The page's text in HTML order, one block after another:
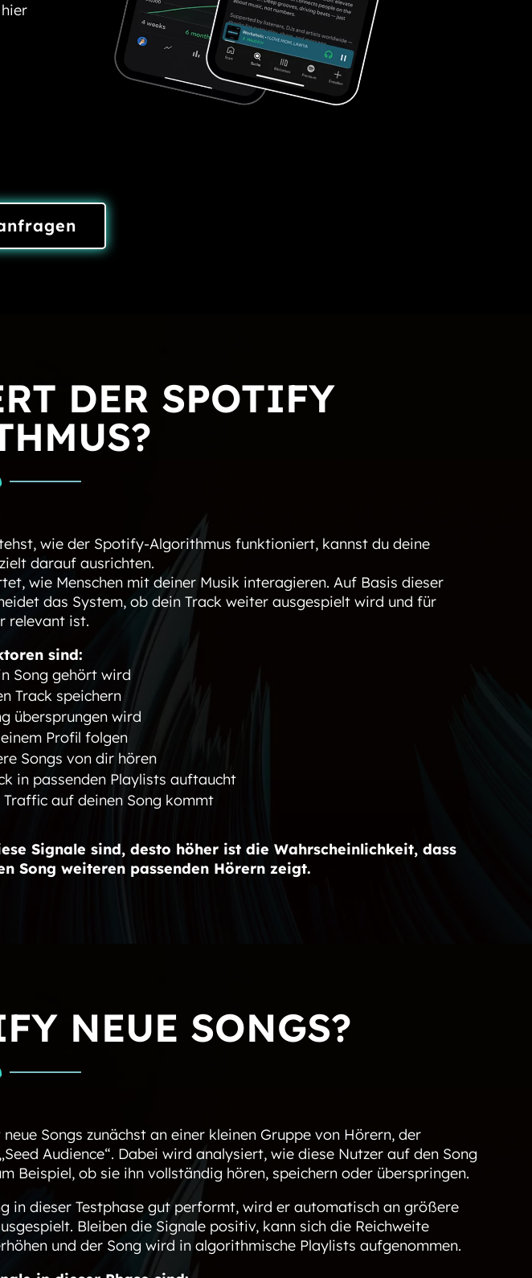
DER SPOTIFY
wie der Spotify-Algorithmus funktioniert, kannst du deine
darauf ausrichten.
wie Menschen mit deiner Musik interagieren. Auf Basis dieser
das System, ob dein Track weiter ausgespielt wird und für
relevant ist.
sind:
Song gehört wird
Track speichern
übersprungen wird
Profil folgen
Songs von dir hören
in passenden Playlists auftaucht
auf deinen Song kommt
Signale sind, desto höher ist die Wahrscheinlichkeit, dass
Song weiteren passenden Hörern zeigt.
NEUE SONGS?
Songs zunächst an einer kleinen Gruppe von Hörern, der
Audience“. Dabei wird analysiert, wie diese Nutzer auf den Song
Beispiel, ob sie ihn vollständig hören, speichern oder überspringen.
in dieser Testphase gut performt, wird er automatisch an größere
Bleiben die Signale positiv, kann sich die Reichweite
und der Song wird in algorithmische Playlists aufgenommen.